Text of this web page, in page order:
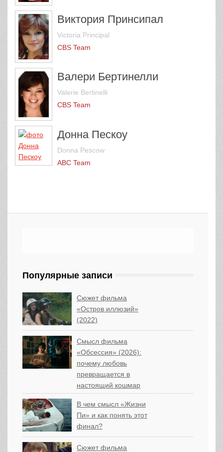
Виктория Принсипал
Victoria Principal
CBS Team
Валери Бертинелли
Valerie Bertinelli
CBS Team
Донна Пескоу
Donna Pescow
ABC Team
Популярные записи
Сюжет фильма
«Остров иллюзий»
(2022)
Смысл фильма
«Обсессия» (2026):
почему любовь
превращается в
настоящий кошмар
В чем смысл «Жизни
Пи» и как понять этот
финал?
Сюжет фильма